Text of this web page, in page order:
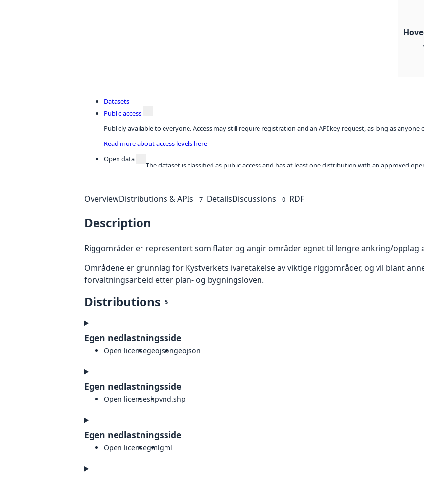
Datasets
Public access
Publicly available to everyone. Access may still require registration and an API key request, as long as
Read more about access levels here
Open data
The dataset is classified as public access and has at least one distribution with an approved
OverviewDistributions & APIs 7 DetailsDiscussions 0 RDF
Description
Riggområder er representert som flater og angir områder egnet til lengre ankring/opplag
Områdene er grunnlag for Kystverkets ivaretakelse av viktige riggområder, og vil blant
forvaltningsarbeid etter plan- og bygningsloven.
Distributions 5
Egen nedlastningsside
Open licensegeojsongeojson
Egen nedlastningsside
Open licenseshpvnd.shp
Egen nedlastningsside
Open licensegmlgml